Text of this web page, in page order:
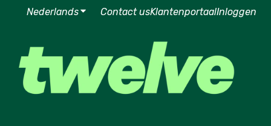
NederlandsSubmenu tonen voor vertalingen
Contact usKlantenportaalInloggen